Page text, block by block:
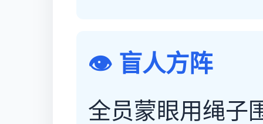
👁️ 盲人方阵
全员蒙眼用绳子